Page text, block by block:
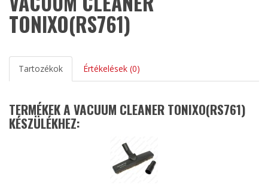
TONIXO(RS761)
Tartozékok Értékelések (0)
TERMÉKEK A VACUUM CLEANER TONIXO(RS761)
KÉSZÜLÉKHEZ: